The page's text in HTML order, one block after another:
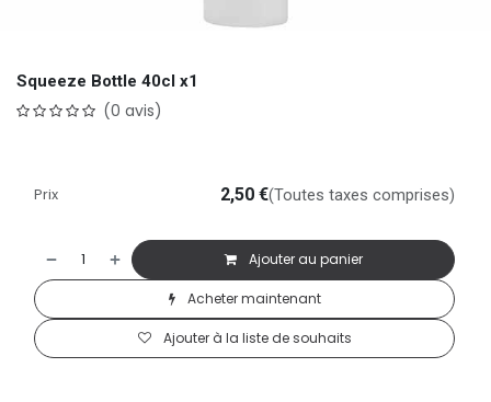
Squeeze Bottle 40cl x1
(0 avis)
Ajouter au panier
Acheter maintenant
Ajouter à la liste de souhaits
Prix 2,50 €(Toutes taxes comprises)